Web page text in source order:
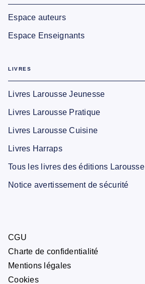
Espace auteurs
Espace Enseignants
LIVRES
Livres Larousse Jeunesse
Livres Larousse Pratique
Livres Larousse Cuisine
Livres Harraps
Tous les livres des éditions Larousse
Notice avertissement de sécurité
CGU
Charte de confidentialité
Mentions légales
Cookies